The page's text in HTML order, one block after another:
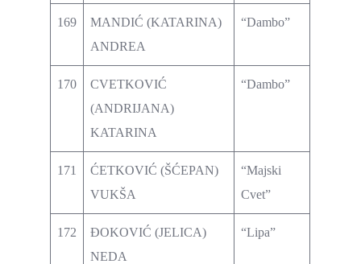
169
MANDIĆ (KATARINA)
ANDREA
“Dambo”
170
CVETKOVIĆ
(ANDRIJANA)
KATARINA
“Dambo”
171
ĆETKOVIĆ (ŠĆEPAN)
VUKŠA
“Majski
Cvet”
172
ĐOKOVIĆ (JELICA)
NEDA
“Lipa”